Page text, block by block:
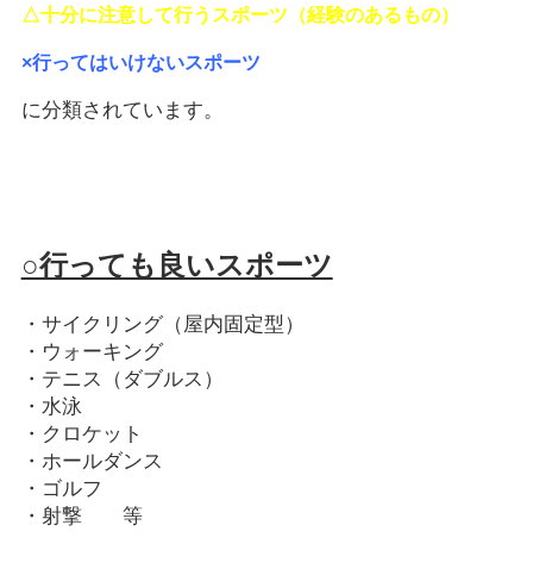
△十分に注意して行うスポーツ（経験のあるもの）
×行ってはいけないスポーツ
に分類されています。
○行っても良いスポーツ
・サイクリング（屋内固定型）
・ウォーキング
・テニス（ダブルス）
・水泳
・クロケット
・ホールダンス
・ゴルフ
・射撃 等